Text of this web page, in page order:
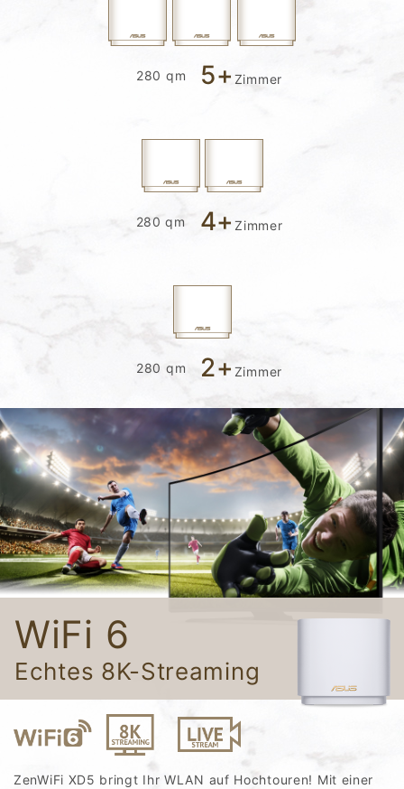
280 qm 5+ Zimmer
280 qm 4+Zimmer
280 qm 2+ Zimmer
WiFi 6
Echtes 8K-Streaming
ZenWiFi XD5 bringt Ihr WLAN auf Hochtouren! Mit einer